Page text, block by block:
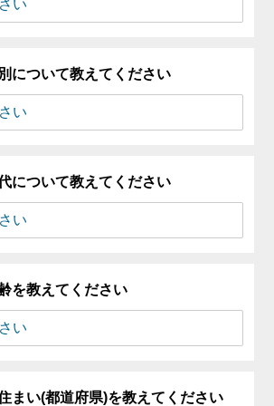
について教えてください
について教えてください
を教えてください
まい(都道府県)を教えてください